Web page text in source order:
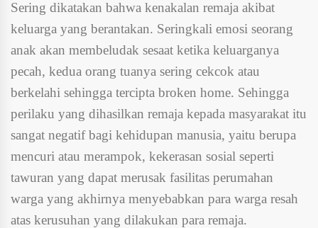
Sering dikatakan bahwa kenakalan remaja akibat
keluarga yang berantakan. Seringkali emosi seorang
anak akan membeludak sesaat ketika keluarganya
pecah, kedua orang tuanya sering cekcok atau
berkelahi sehingga tercipta broken home. Sehingga
perilaku yang dihasilkan remaja kepada masyarakat itu
sangat negatif bagi kehidupan manusia, yaitu berupa
mencuri atau merampok, kekerasan sosial seperti
tawuran yang dapat merusak fasilitas perumahan
warga yang akhirnya menyebabkan para warga resah
atas kerusuhan yang dilakukan para remaja.